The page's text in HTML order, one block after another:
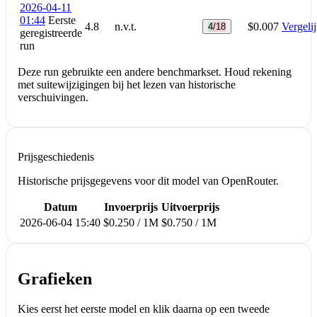
2026-04-11
01:44 Eerste
geregistreerde
run
4.8 n.v.t. 4/18 $0.007
Deze run gebruikte een andere benchmarkset. Houd rekening
met suitewijzigingen bij het lezen van historische
verschuivingen.
Prijsgeschiedenis
Historische prijsgegevens voor dit model van OpenRouter.
Datum Invoerprijs Uitvoerprijs
2026-06-04 15:40 $0.250 / 1M $0.750 / 1M
Grafieken
Kies eerst het eerste model en klik daarna op een tweede